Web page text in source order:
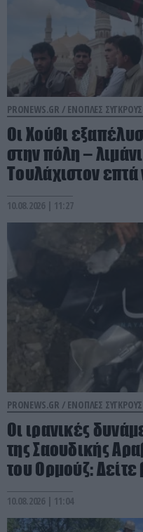
PRONEWS.GR / ΕΝΟΠΛΕΣ
Οι Χούθι
στην πόλη –
Toυλάχιστον επτά
10.08.2026 | 11:27
PRONEWS.GR / ΕΝΟΠΛΕΣ
Οι ιρανικές
της Σαουδικής
του Ορμούζ: Δείτε
10.08.2026 | 11:04